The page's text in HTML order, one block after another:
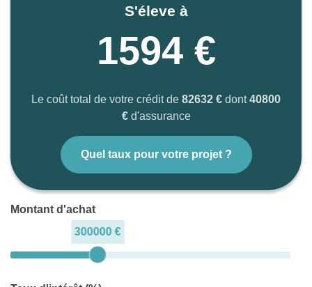
S'éleve à
1594 €
Le coût total de votre crédit de 82632 € dont40800
€d'assurance
Quel taux pour votre projet ?
Montant d'achat
300000 €